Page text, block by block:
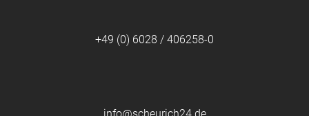
+49 (0) 6028 / 406258-0